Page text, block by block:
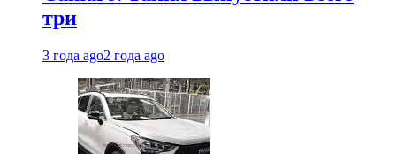
три
3 года ago2 года ago